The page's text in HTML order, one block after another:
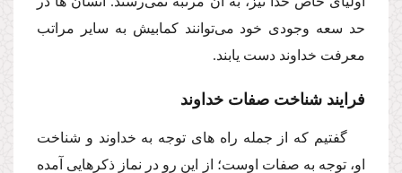
حد سعه وجودى خود مى‌توانند كمابیش به سایر مراتب
معرفت خداوند دست یابند.
فرایند شناخت صفات خداوند
گفتیم كه از جمله راه هاى توجه به خداوند و شناخت
او، توجه به صفات اوست؛ از این رو در نماز ذكرهایى آمده